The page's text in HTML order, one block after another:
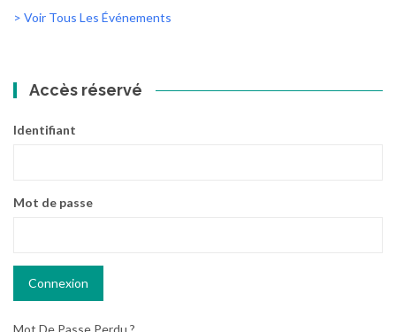
> Voir Tous Les Événements
Accès réservé
Identifiant
Mot de passe
Mot De Passe Perdu ?